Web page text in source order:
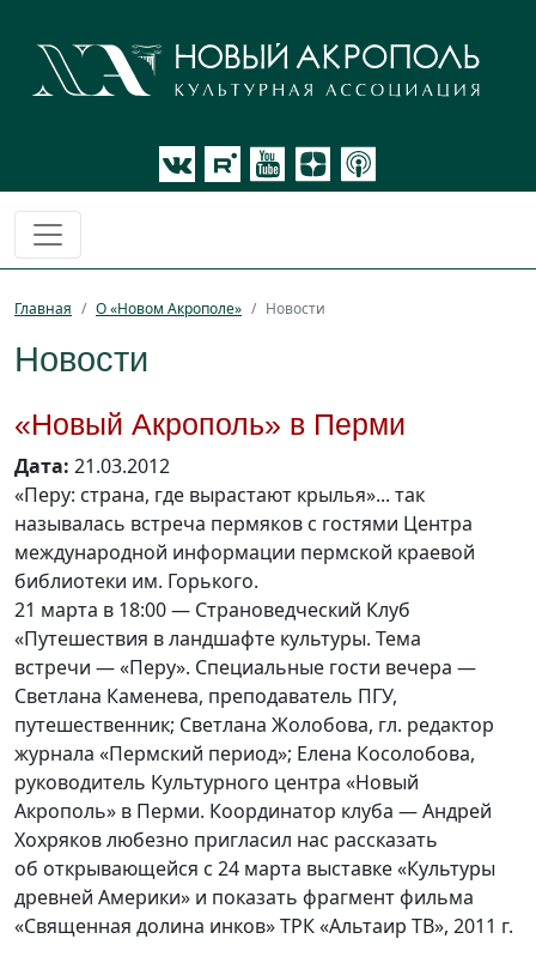
Главная О «Новом Акрополе» Новости
Новости
«Новый Акрополь» в Перми
Дата: 21.03.2012
«Перу: страна, где вырастают крылья»... так
называлась встреча пермяков с гостями Центра
международной информации пермской краевой
библиотеки им. Горького.
21 марта в 18:00 — Страноведческий Клуб
«Путешествия в ландшафте культуры. Тема
встречи — «Перу». Специальные гости вечера —
Светлана Каменева, преподаватель ПГУ,
путешественник; Светлана Жолобова, гл. редактор
журнала «Пермский период»; Елена Косолобова,
руководитель Культурного центра «Новый
Акрополь» в Перми. Координатор клуба — Андрей
Хохряков любезно пригласил нас рассказать
об открывающейся с 24 марта выставке «Культуры
древней Америки» и показать фрагмент фильма
«Священная долина инков» ТРК «Альтаир ТВ», 2011 г.